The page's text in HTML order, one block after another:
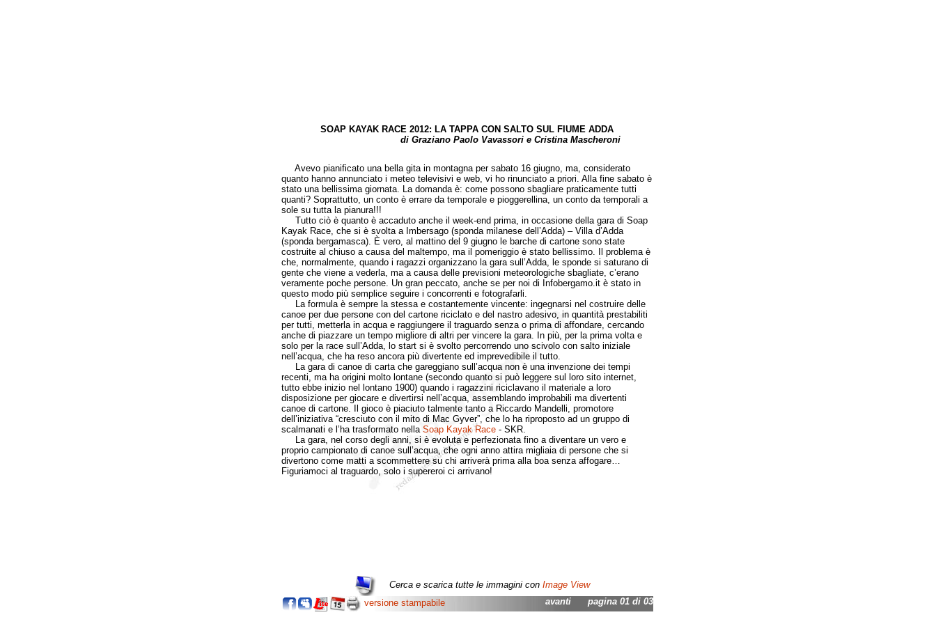
SOAP KAYAK RACE 2012: LA TAPPA CON SALTO SUL FIUME ADDA
di Graziano Paolo Vavassori e Cristina Mascheroni
Avevo pianificato una bella gita in montagna per sabato 16 giugno, ma, considerato
quanto hanno annunciato i meteo televisivi e web, vi ho rinunciato a priori. Alla fine sabato è
stato una bellissima giornata. La domanda è: come possono sbagliare praticamente tutti
quanti? Soprattutto, un conto è errare da temporale e pioggerellina, un conto da temporali a
sole su tutta la pianura!!!
Tutto ciò è quanto è accaduto anche il week-end prima, in occasione della gara di Soap
Kayak Race, che si è svolta a Imbersago (sponda milanese dell’Adda) – Villa d’Adda
(sponda bergamasca). È vero, al mattino del 9 giugno le barche di cartone sono state
costruite al chiuso a causa del maltempo, ma il pomeriggio è stato bellissimo. Il problema è
che, normalmente, quando i ragazzi organizzano la gara sull’Adda, le sponde si saturano di
gente che viene a vederla, ma a causa delle previsioni meteorologiche sbagliate, c’erano
veramente poche persone. Un gran peccato, anche se per noi di Infobergamo.it è stato in
questo modo più semplice seguire i concorrenti e fotografarli.
La formula è sempre la stessa e costantemente vincente: ingegnarsi nel costruire delle
canoe per due persone con del cartone riciclato e del nastro adesivo, in quantità prestabiliti
per tutti, metterla in acqua e raggiungere il traguardo senza o prima di affondare, cercando
anche di piazzare un tempo migliore di altri per vincere la gara. In più, per la prima volta e
solo per la race sull’Adda, lo start si è svolto percorrendo uno scivolo con salto iniziale
nell’acqua, che ha reso ancora più divertente ed imprevedibile il tutto.
La gara di canoe di carta che gareggiano sull’acqua non è una invenzione dei tempi
recenti, ma ha origini molto lontane (secondo quanto si può leggere sul loro sito internet,
tutto ebbe inizio nel lontano 1900) quando i ragazzini riciclavano il materiale a loro
disposizione per giocare e divertirsi nell’acqua, assemblando improbabili ma divertenti
canoe di cartone. Il gioco è piaciuto talmente tanto a Riccardo Mandelli, promotore
dell’iniziativa “cresciuto con il mito di Mac Gyver”, che lo ha riproposto ad un gruppo di
scalmanati e l’ha trasformato nella Soap Kayak Race- SKR.
La gara, nel corso degli anni, si è evoluta e perfezionata fino a diventare un vero e
proprio campionato di canoe sull’acqua, che ogni anno attira migliaia di persone che si
divertono come matti a scommettere su chi arriverà prima alla boa senza affogare…
Figuriamoci al traguardo, solo i supereroi ci arrivano!
Cerca e scarica tutte le immagini con Image View
versione stampabile
avantipagina 01 di 03